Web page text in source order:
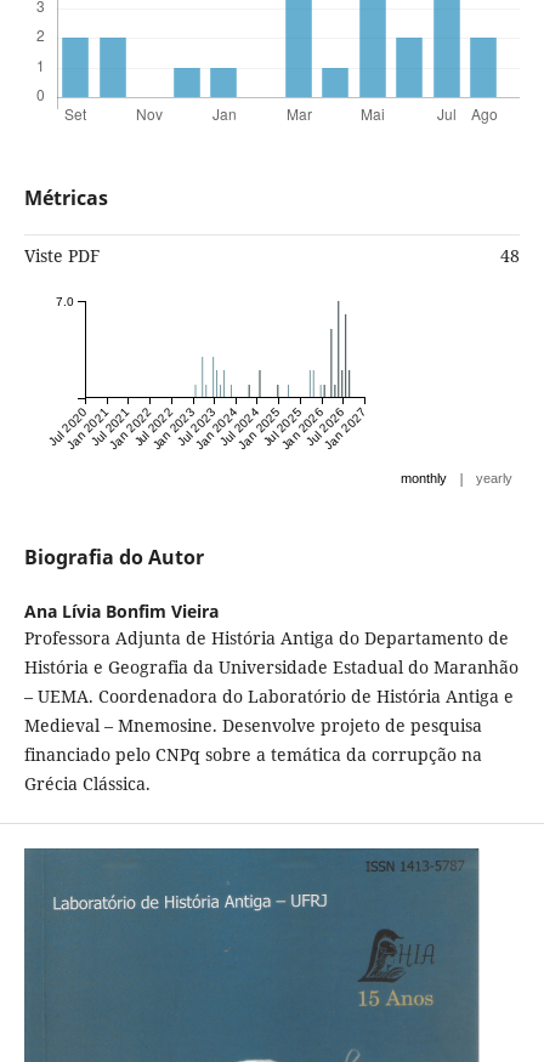
Métricas
Viste PDF 48
Jul 2020
Jan 2021Jul 2021
Jan 2022Jul 2022
Jan 2023Jul 2023
Jan 2024Jul 2024
Jan 2025Jul 2025
Jan 2026Jul 2026
Jan 2027
7.0
monthly | yearly
Biografia do Autor
Ana Lívia Bonfim Vieira
Professora Adjunta de História Antiga do Departamento de
História e Geografia da Universidade Estadual do Maranhão
– UEMA. Coordenadora do Laboratório de História Antiga e
Medieval – Mnemosine. Desenvolve projeto de pesquisa
financiado pelo CNPq sobre a temática da corrupção na
Grécia Clássica.